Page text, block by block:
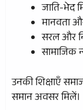
जाति-भेद
मानवता
सरल और
सामाजिक
उनकी शिक्षाएँ
समान अवसर मिलें।